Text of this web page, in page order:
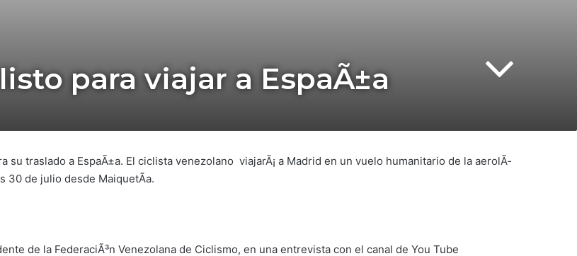
para viajar a EspaÃ±a
su traslado a EspaÃ±a. El ciclista venezolano viajarÃ¡ a Madrid en un vuelo humanitario de la aerolÃ­
30 de julio desde MaiquetÃ­a.
de la FederaciÃ³n Venezolana de Ciclismo, en una entrevista con el canal de You Tube